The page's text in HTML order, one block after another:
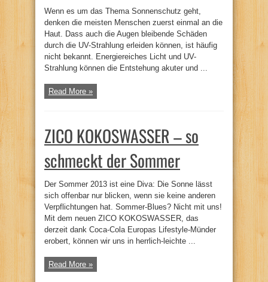
Wenn es um das Thema Sonnenschutz geht,
denken die meisten Menschen zuerst einmal an die
Haut. Dass auch die Augen bleibende Schäden
durch die UV-Strahlung erleiden können, ist häufig
nicht bekannt. Energiereiches Licht und UV-
Strahlung können die Entstehung akuter und ...
Read More »
ZICO KOKOSWASSER – so
schmeckt der Sommer
Der Sommer 2013 ist eine Diva: Die Sonne lässt
sich offenbar nur blicken, wenn sie keine anderen
Verpflichtungen hat. Sommer-Blues? Nicht mit uns!
Mit dem neuen ZICO KOKOSWASSER, das
derzeit dank Coca-Cola Europas Lifestyle-Münder
erobert, können wir uns in herrlich-leichte ...
Read More »